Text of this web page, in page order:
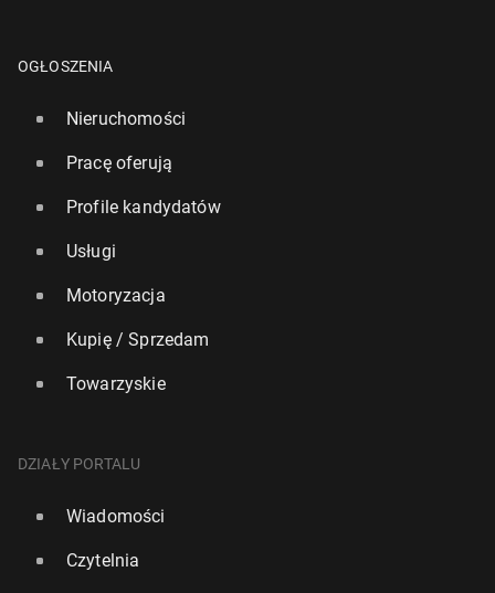
OGŁOSZENIA
Nieruchomości
Pracę oferują
Profile kandydatów
Usługi
Motoryzacja
Kupię / Sprzedam
Towarzyskie
DZIAŁY PORTALU
Wiadomości
Czytelnia